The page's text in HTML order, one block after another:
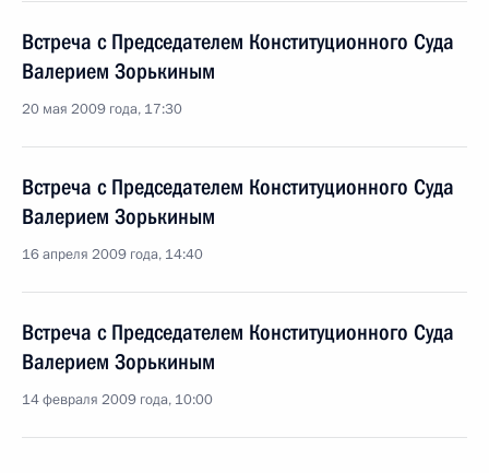
Встреча с Председателем Конституционного Суда
Валерием Зорькиным
20 мая 2009 года, 17:30
Встреча с Председателем Конституционного Суда
Валерием Зорькиным
16 апреля 2009 года, 14:40
Встреча с Председателем Конституционного Суда
Валерием Зорькиным
14 февраля 2009 года, 10:00